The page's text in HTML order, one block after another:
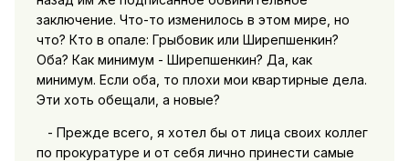
заключение. Что-то изменилось в этом мире, но
что? Кто в опале: Грыбовик или Ширепшенкин?
Оба? Как минимум - Ширепшенкин? Да, как
минимум. Если оба, то плохи мои квартирные дела.
Эти хоть обещали, а новые?
- Прежде всего, я хотел бы от лица своих коллег
по прокуратуре и от себя лично принести самые